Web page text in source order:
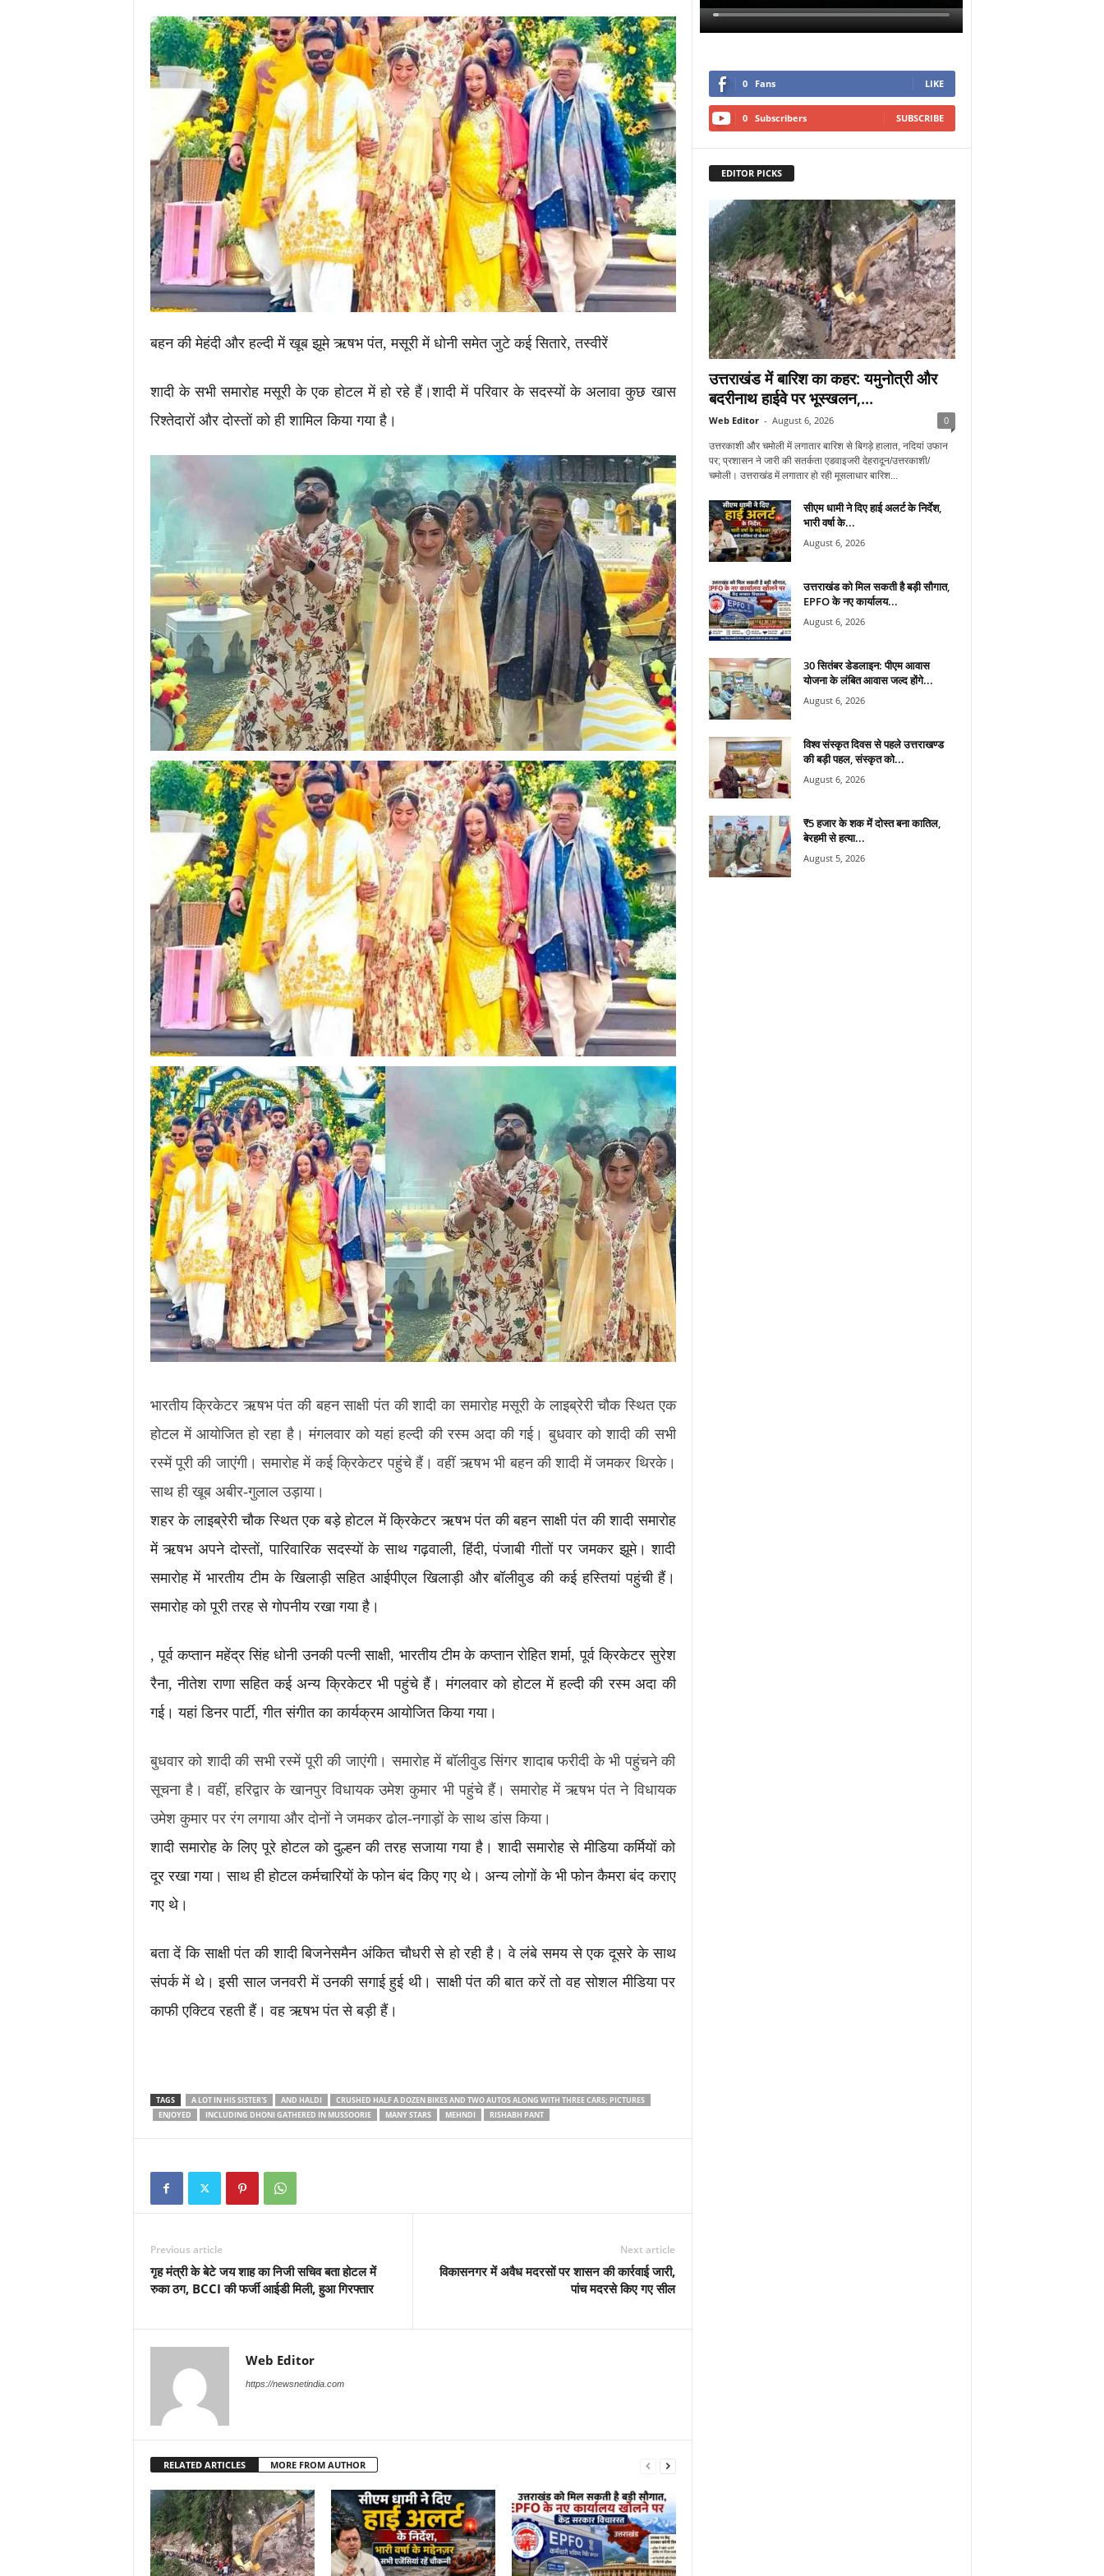
बहन की मेहंदी और हल्दी में खूब झूमे ऋषभ पंत, मसूरी में धोनी समेत जुटे कई सितारे, तस्वीरें
शादी के सभी समारोह मसूरी के एक होटल में हो रहे हैं।शादी में परिवार के सदस्यों के अलावा कुछ खास
रिश्तेदारों और दोस्तों को ही शामिल किया गया है।
भारतीय क्रिकेटर ऋषभ पंत की बहन साक्षी पंत की शादी का समारोह मसूरी के लाइब्रेरी चौक स्थित एक
होटल में आयोजित हो रहा है। मंगलवार को यहां हल्दी की रस्म अदा की गई। बुधवार को शादी की सभी
रस्में पूरी की जाएंगी। समारोह में कई क्रिकेटर पहुंचे हैं। वहीं ऋषभ भी बहन की शादी में जमकर थिरके।
साथ ही खूब अबीर-गुलाल उड़ाया।
शहर के लाइब्रेरी चौक स्थित एक बड़े होटल में क्रिकेटर ऋषभ पंत की बहन साक्षी पंत की शादी समारोह
में ऋषभ अपने दोस्तों, पारिवारिक सदस्यों के साथ गढ़वाली, हिंदी, पंजाबी गीतों पर जमकर झूमे। शादी
समारोह में भारतीय टीम के खिलाड़ी सहित आईपीएल खिलाड़ी और बॉलीवुड की कई हस्तियां पहुंची हैं।
समारोह को पूरी तरह से गोपनीय रखा गया है।
, पूर्व कप्तान महेंद्र सिंह धोनी उनकी पत्नी साक्षी, भारतीय टीम के कप्तान रोहित शर्मा, पूर्व क्रिकेटर सुरेश
रैना, नीतेश राणा सहित कई अन्य क्रिकेटर भी पहुंचे हैं। मंगलवार को होटल में हल्दी की रस्म अदा की
गई। यहां डिनर पार्टी, गीत संगीत का कार्यक्रम आयोजित किया गया।
बुधवार को शादी की सभी रस्में पूरी की जाएंगी। समारोह में बॉलीवुड सिंगर शादाब फरीदी के भी पहुंचने की
सूचना है। वहीं, हरिद्वार के खानपुर विधायक उमेश कुमार भी पहुंचे हैं। समारोह में ऋषभ पंत ने विधायक
उमेश कुमार पर रंग लगाया और दोनों ने जमकर ढोल-नगाड़ों के साथ डांस किया।
शादी समारोह के लिए पूरे होटल को दुल्हन की तरह सजाया गया है। शादी समारोह से मीडिया कर्मियों को
दूर रखा गया। साथ ही होटल कर्मचारियों के फोन बंद किए गए थे। अन्य लोगों के भी फोन कैमरा बंद कराए
गए थे।
बता दें कि साक्षी पंत की शादी बिजनेसमैन अंकित चौधरी से हो रही है। वे लंबे समय से एक दूसरे के साथ
संपर्क में थे। इसी साल जनवरी में उनकी सगाई हुई थी। साक्षी पंत की बात करें तो वह सोशल मीडिया पर
काफी एक्टिव रहती हैं। वह ऋषभ पंत से बड़ी हैं।
TAGS A LOT IN HIS SISTER'S AND HALDI
CRUSHED HALF A DOZEN BIKES AND TWO AUTOS ALONG WITH THREE CARS; PICTURES
ENJOYED
INCLUDING DHONI GATHERED IN MUSSOORIE MANY STARS MEHNDI RISHABH PANT
Previous article
गृह मंत्री के बेटे जय शाह का निजी सचिव बता होटल में
रुका ठग, BCCI की फर्जी आईडी मिली, हुआ गिरफ्तार
Next article
विकासनगर में अवैध मदरसों पर शासन की कार्रवाई जारी,
पांच मदरसे किए गए सील
Web Editor
https://newsnetindia.com
RELATED ARTICLES MORE FROM AUTHOR
0 Fans LIKE
0 Subscribers SUBSCRIBE
EDITOR PICKS
उत्तराखंड में बारिश का कहर: यमुनोत्री और
बदरीनाथ हाईवे पर भूस्खलन,...
Web Editor - August 6, 2026 0
उत्तरकाशी और चमोली में लगातार बारिश से बिगड़े हालात, नदियां उफान
पर; प्रशासन ने जारी की सतर्कता एडवाइजरी देहरादून/उत्तरकाशी/
चमोली। उत्तराखंड में लगातार हो रही मूसलाधार बारिश...
सीएम धामी ने दिए हाई अलर्ट के निर्देश,
भारी वर्षा के...
August 6, 2026
उत्तराखंड को मिल सकती है बड़ी सौगात,
EPFO के नए कार्यालय...
August 6, 2026
30 सितंबर डेडलाइन: पीएम आवास
योजना के लंबित आवास जल्द होंगे...
August 6, 2026
विश्व संस्कृत दिवस से पहले उत्तराखण्ड
की बड़ी पहल, संस्कृत को...
August 6, 2026
₹5 हजार के शक में दोस्त बना कातिल,
बेरहमी से हत्या...
August 5, 2026